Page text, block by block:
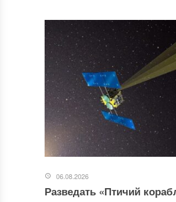
06.08.2026
Разведать «Птичий